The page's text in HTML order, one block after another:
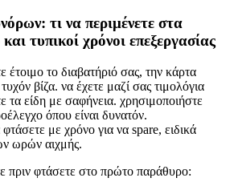
τι να περιμένετε στα
τυπικοί χρόνοι επεξεργασίας
το διαβατήριό σας, την κάρτα
βίζα. να έχετε μαζί σας τιμολόγια
τα είδη με σαφήνεια. χρησιμοποιήστε
όπου είναι δυνατόν.
με χρόνο για να spare, ειδικά
ωρών αιχμής.
πριν φτάσετε στο πρώτο παράθυρο: